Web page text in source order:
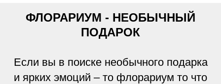
ФЛОРАРИУМ - НЕОБЫЧНЫЙ
ПОДАРОК
Если вы в поиске необычного подарка
и ярких эмоций – то флорариум то что